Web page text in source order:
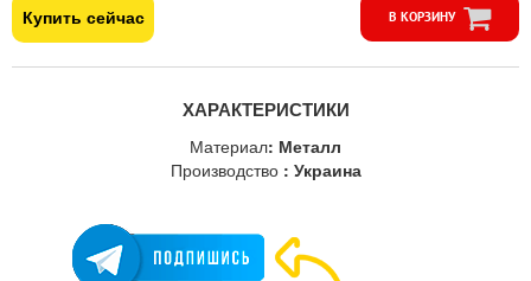
Купить сейчас В КОРЗИНУ
ХАРАКТЕРИСТИКИ
Материал: Металл
Производство : Украина